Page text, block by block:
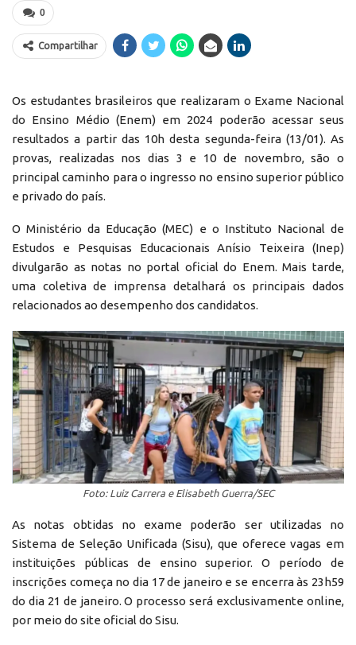
0
Compartilhar
Os estudantes brasileiros que realizaram o Exame Nacional
do Ensino Médio (Enem) em 2024 poderão acessar seus
resultados a partir das 10h desta segunda-feira (13/01). As
provas, realizadas nos dias 3 e 10 de novembro, são o
principal caminho para o ingresso no ensino superior público
e privado do país.
O Ministério da Educação (MEC) e o Instituto Nacional de
Estudos e Pesquisas Educacionais Anísio Teixeira (Inep)
divulgarão as notas no portal oficial do Enem. Mais tarde,
uma coletiva de imprensa detalhará os principais dados
relacionados ao desempenho dos candidatos.
Foto: Luiz Carrera e Elisabeth Guerra/SEC
As notas obtidas no exame poderão ser utilizadas no
Sistema de Seleção Unificada (Sisu), que oferece vagas em
instituições públicas de ensino superior. O período de
inscrições começa no dia 17 de janeiro e se encerra às 23h59
do dia 21 de janeiro. O processo será exclusivamente online,
por meio do site oficial do Sisu.